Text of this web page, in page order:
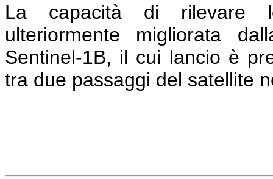
La capacità di rilevare
ulteriormente migliorata
Sentinel-1B, il cui lancio è
tra due passaggi del satellite